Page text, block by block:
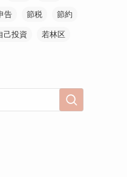
告 節税 節約
己投資 若林区